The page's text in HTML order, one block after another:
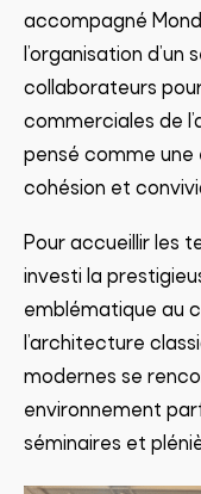
accompagné
l’organisation
collaborateurs
commerciales de
pensé comme une
cohésion et
Pour accueillir les
investi la
emblématique au
l’architecture
modernes se
environnement
séminaires et